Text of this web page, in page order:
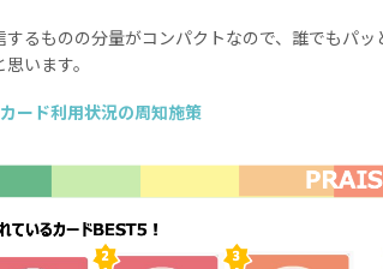
するものの分量がコンパクトなので、誰でもパ
います。
ード利用状況の周知施策